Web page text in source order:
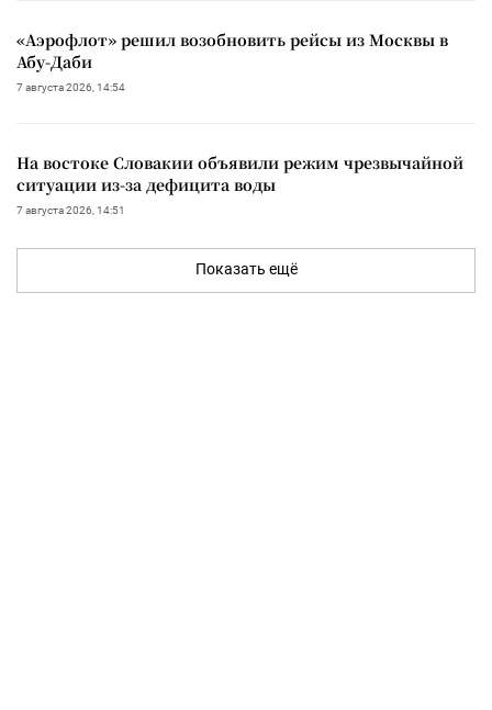
«Аэрофлот» решил возобновить рейсы из Москвы в
Абу-Даби
7 августа 2026, 14:54
На востоке Словакии объявили режим чрезвычайной
ситуации из-за дефицита воды
7 августа 2026, 14:51
Показать ещё